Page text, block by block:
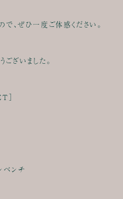
、ぜひ一度ご体感ください。
ざいました。
］
ベンチ